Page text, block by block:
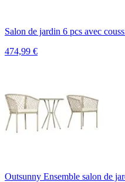
Salon de jardin 6 pcs avec
474,99 €
Outsunny Ensemble salon de